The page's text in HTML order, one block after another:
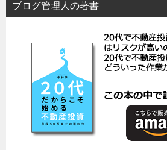
ブログ管理人の著書